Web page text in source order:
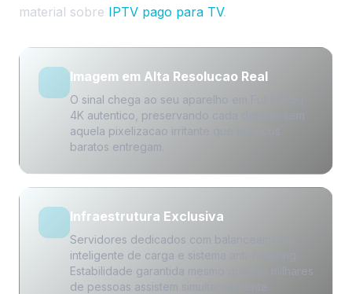
material sobre IPTV pago para TV.
Imagem em Alta Resolucao Real
O sinal chega ao seu aparelho em Full HD ou
4K autentico, preservando cada detalhe sem
aquela pixelizacao irritante que servicos
baratos entregam.
Infraestrutura Exclusiva
Servidores dedicados com balanceamento
inteligente de carga e sistema anti-freezing.
Estabilidade garantida mesmo quando milhares
de pessoas assistem simultaneamente.